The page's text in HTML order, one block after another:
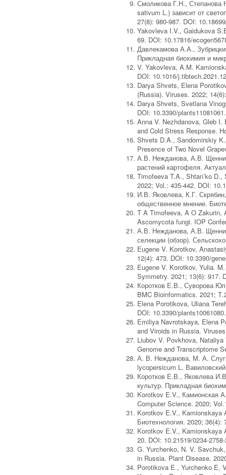
Смоликова Г.Н.,
sativum L.) зависит от
27(8): 980-987. DOI:
Yakovleva I.V., Gaidukova
69. DOI: 10.17816/
Давлекамова А.А.,
Прикладная биохимия и
V. Yakovleva, A.M.
DOI: 10.1016/
Darya Shvets, Elena
(Russia). Viruses. 2022;
Darya Shvets, Svetlana
DOI: 10.3390/plants11081061.
Anna V. Nezhdanova, Gleb
and Cold Stress Response.
Shvets D.A., Sandomirskiy
Presence of Two Novel
А.В. Нежданова, А.В.
растений картофеля.
Timofeeva T.A., Shtan’ko
2022; Vol.: 435-442. DOI:
И.В. Яковлева, К.Г.
общественное мнение.
T A Timofeeva, A O Zakurin,
Ascomycota fungi. IOP
А.В. Нежданова, А.В.
селекции (обзор).
Eugene V. Korotkov,
12(4): 473. DOI: 10.3390/
Eugene V. Korotkov, Yulia.
Symmetry. 2021; 13(6): 917.
Коротков Е.В., Суворова
BMC Bioinformatics. 2021;
Elena Porotikova, Uliana
DOI: 10.3390/plants10061080.
Emiliya Navrotskaya, Elena
and Viroids in Russia.
Liubov V. Povkhova,
Genome and Transcriptome
А. В. Нежданова, М. А.
lycopersicum L.
Коротков Е.В., Яковлева
культур. Прикладная
Korotkov E.V., Камионская
Computer Science. 2020;
Korotkov E.V., Kamionskaya
Биотехнология. 2020; 36(4):
Korotkov E.V., Kamionskaya
20. DOI: 10.21519/0234-
G. Yurchenko, N. V.
in Russia. Plant Disease.
Porotikova E., Yurchenko E,